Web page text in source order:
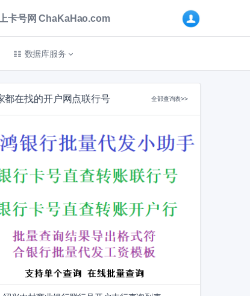
卡号网 ChaKaHao.com
数据库服务
都在找的开户网点联行号 全部查询表>>